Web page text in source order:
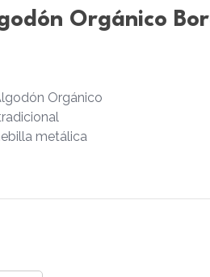
Orgánico
Orgánico
metálica